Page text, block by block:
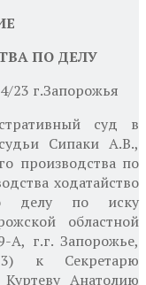
ПО ДЕЛУ
23 г.Запорожья
суд в
Сипаки А.В.,
производства по
ходатайство
делу по иску
областной
А, г.г. Запорожье,
к Секретарю
Куртеву Анатолию